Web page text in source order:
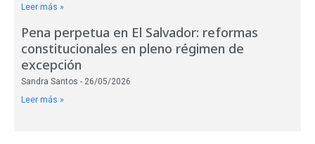
Leer más »
Pena perpetua en El Salvador: reformas
constitucionales en pleno régimen de
excepción
Sandra Santos
26/05/2026
Leer más »